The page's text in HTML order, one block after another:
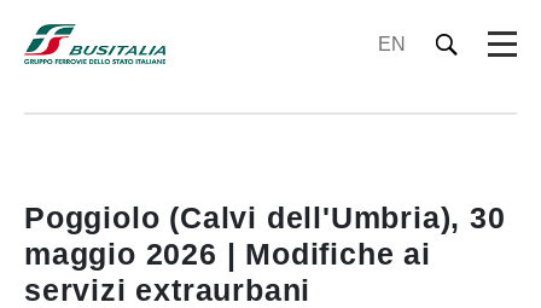
EN
Poggiolo (Calvi dell'Umbria), 30
maggio 2026 | Modifiche ai
servizi extraurbani